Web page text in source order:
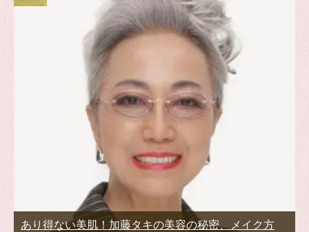
あり得ない美肌！加藤タキの美容の秘密、メイク方